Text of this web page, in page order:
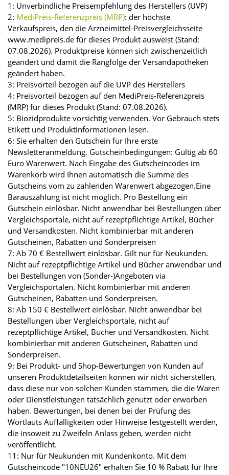
1: Unverbindliche Preisempfehlung des Herstellers (UVP)
2: MediPreis-Referenzpreis (MRP): der höchste
Verkaufspreis, den die Arzneimittel-Preisvergleichsseite
www.medipreis.de für dieses Produkt ausweist (Stand:
07.08.2026). Produktpreise können sich zwischenzeitlich
geändert und damit die Rangfolge der Versandapotheken
geändert haben.
3: Preisvorteil bezogen auf die UVP des Herstellers
4: Preisvorteil bezogen auf den MediPreis-Referenzpreis
(MRP) für dieses Produkt (Stand: 07.08.2026).
5: Biozidprodukte vorsichtig verwenden. Vor Gebrauch stets
Etikett und Produktinformationen lesen.
6: Sie erhalten den Gutschein für Ihre erste
Newsletteranmeldung. Gutscheinbedingungen: Gültig ab 60
Euro Warenwert. Nach Eingabe des Gutscheincodes im
Warenkorb wird Ihnen automatisch die Summe des
Gutscheins vom zu zahlenden Warenwert abgezogen.Eine
Barauszahlung ist nicht möglich. Pro Bestellung ein
Gutschein einlösbar. Nicht anwendbar bei Bestellungen über
Vergleichsportale, nicht auf rezeptpflichtige Artikel, Bücher
und Versandkosten. Nicht kombinierbar mit anderen
Gutscheinen, Rabatten und Sonderpreisen
7: Ab 70 € Bestellwert einlösbar. Gilt nur für Neukunden.
Nicht auf rezeptpflichtige Artikel und Bücher anwendbar und
bei Bestellungen von (Sonder-)Angeboten via
Vergleichsportalen. Nicht kombinierbar mit anderen
Gutscheinen, Rabatten und Sonderpreisen.
8: Ab 150 € Bestellwert einlösbar. Nicht anwendbar bei
Bestellungen über Vergleichsportale, nicht auf
rezeptpflichtige Artikel, Bücher und Versandkosten. Nicht
kombinierbar mit anderen Gutscheinen, Rabatten und
Sonderpreisen.
9: Bei Produkt- und Shop-Bewertungen von Kunden auf
unseren Produktdetailseiten können wir nicht sicherstellen,
dass diese nur von solchen Kunden stammen, die die Waren
oder Dienstleistungen tatsächlich genutzt oder erworben
haben. Bewertungen, bei denen bei der Prüfung des
Wortlauts Auffälligkeiten oder Hinweise festgestellt werden,
die insoweit zu Zweifeln Anlass geben, werden nicht
veröffentlicht.
11: Nur für Neukunden mit Kundenkonto. Mit dem
Gutscheincode "10NEU26" erhalten Sie 10 % Rabatt für Ihre